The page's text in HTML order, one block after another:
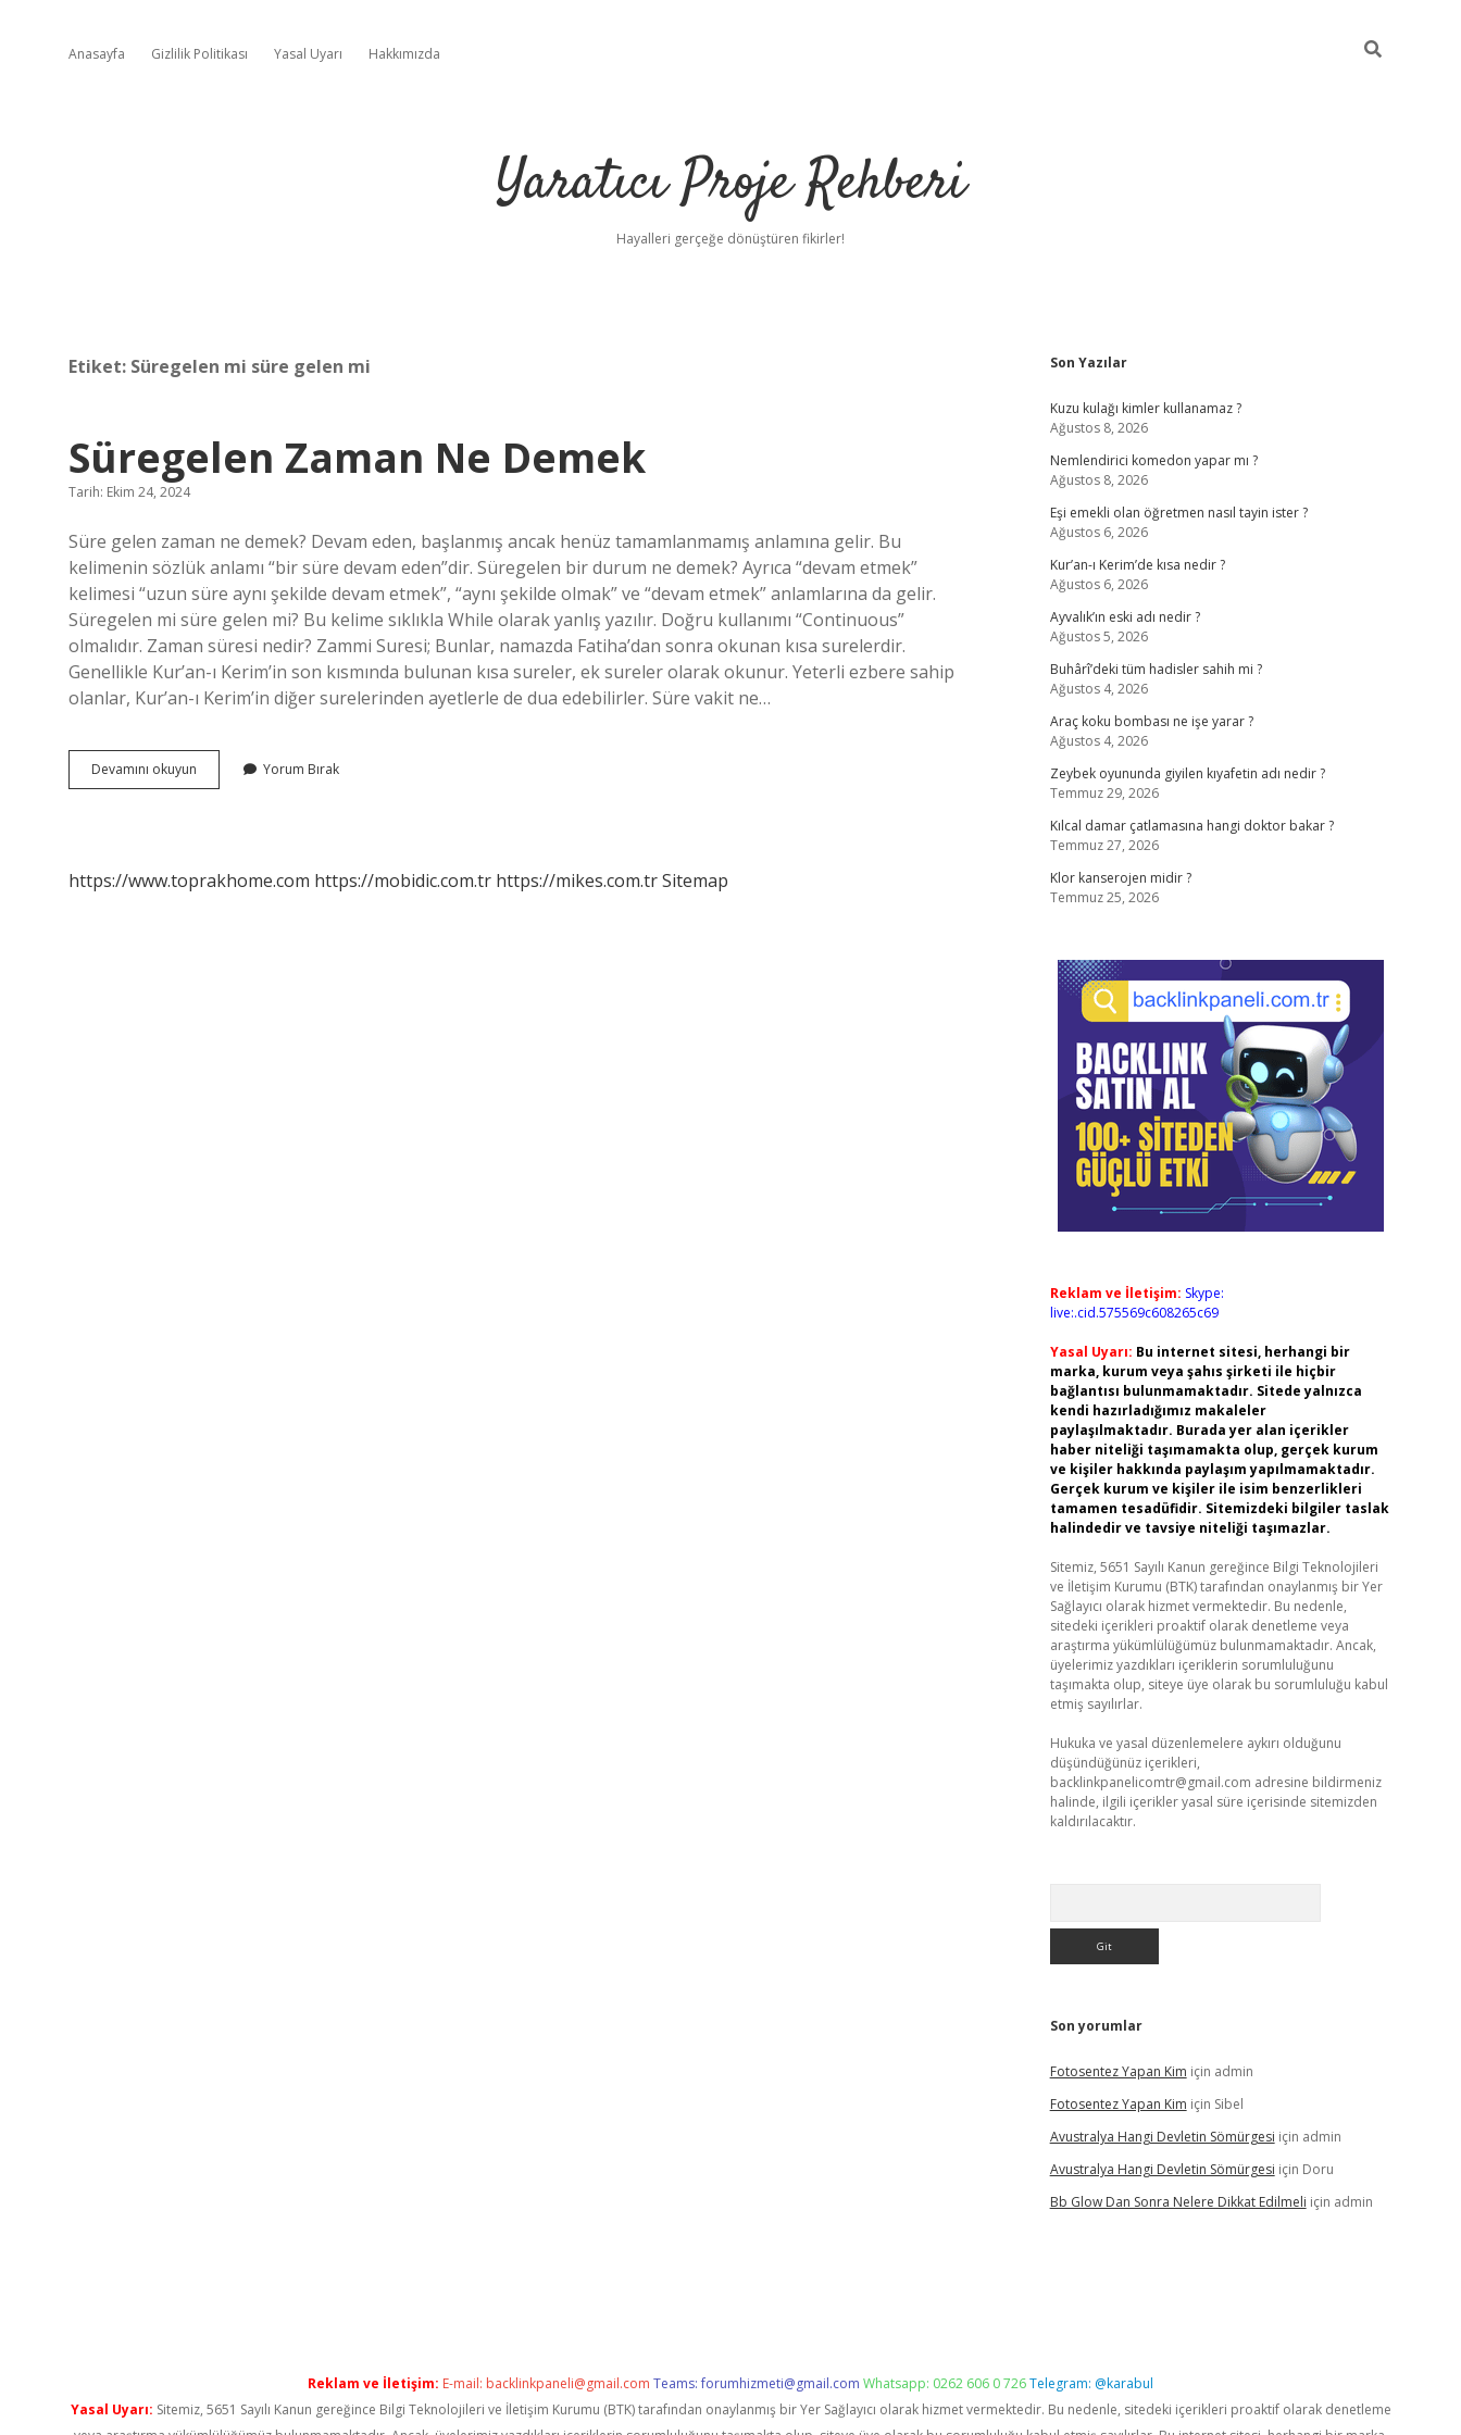
Anasayfa Gizlilik Politikası Yasal Uyarı Hakkımızda
Yaratıcı Proje Rehberi
Hayalleri gerçeğe dönüştüren fikirler!
Etiket: Süregelen mi süre gelen mi
Süregelen Zaman Ne Demek
Tarih: Ekim 24, 2024
Süre gelen zaman ne demek? Devam eden, başlanmış ancak henüz tamamlanmamış anlamına gelir. Bu
kelimenin sözlük anlamı “bir süre devam eden”dir. Süregelen bir durum ne demek? Ayrıca “devam etmek”
kelimesi “uzun süre aynı şekilde devam etmek”, “aynı şekilde olmak” ve “devam etmek” anlamlarına da gelir.
Süregelen mi süre gelen mi? Bu kelime sıklıkla While olarak yanlış yazılır. Doğru kullanımı “Continuous”
olmalıdır. Zaman süresi nedir? Zammi Suresi; Bunlar, namazda Fatiha’dan sonra okunan kısa surelerdir.
Genellikle Kur’an-ı Kerim’in son kısmında bulunan kısa sureler, ek sureler olarak okunur. Yeterli ezbere sahip
olanlar, Kur’an-ı Kerim’in diğer surelerinden ayetlerle de dua edebilirler. Süre vakit ne…
Devamını okuyun Süregelen
Zaman
Yorum Bırak
https://www.toprakhome.com https://mobidic.com.tr https://mikes.com.trSitemap
Sidebar
Son Yazılar
Kuzu kulağı kimler kullanamaz ?
Ağustos 8, 2026
Nemlendirici komedon yapar mı ?
Ağustos 8, 2026
Eşi emekli olan öğretmen nasıl tayin ister ?
Ağustos 6, 2026
Kur’an-ı Kerim’de kısa nedir ?
Ağustos 6, 2026
Ayvalık’ın eski adı nedir ?
Ağustos 5, 2026
Buhârî’deki tüm hadisler sahih mi ?
Ağustos 4, 2026
Araç koku bombası ne işe yarar ?
Ağustos 4, 2026
Zeybek oyununda giyilen kıyafetin adı nedir ?
Temmuz 29, 2026
Kılcal damar çatlamasına hangi doktor bakar ?
Temmuz 27, 2026
Klor kanserojen midir ?
Temmuz 25, 2026
Reklam ve İletişim: Skype:
live:.cid.575569c608265c69
Yasal Uyarı: Bu internet sitesi, herhangi bir
marka, kurum veya şahıs şirketi ile hiçbir
bağlantısı bulunmamaktadır. Sitede yalnızca
kendi hazırladığımız makaleler
paylaşılmaktadır. Burada yer alan içerikler
haber niteliği taşımamakta olup, gerçek kurum
ve kişiler hakkında paylaşım yapılmamaktadır.
Gerçek kurum ve kişiler ile isim benzerlikleri
tamamen tesadüfidir. Sitemizdeki bilgiler taslak
halindedir ve tavsiye niteliği taşımazlar.
Sitemiz, 5651 Sayılı Kanun gereğince Bilgi Teknolojileri
ve İletişim Kurumu (BTK) tarafından onaylanmış bir Yer
Sağlayıcı olarak hizmet vermektedir. Bu nedenle,
sitedeki içerikleri proaktif olarak denetleme veya
araştırma yükümlülüğümüz bulunmamaktadır. Ancak,
üyelerimiz yazdıkları içeriklerin sorumluluğunu
taşımakta olup, siteye üye olarak bu sorumluluğu kabul
etmiş sayılırlar.
Hukuka ve yasal düzenlemelere aykırı olduğunu
düşündüğünüz içerikleri,
backlinkpanelicomtr@gmail.com adresine bildirmeniz
halinde, ilgili içerikler yasal süre içerisinde sitemizden
kaldırılacaktır.
Son yorumlar
Fotosentez Yapan Kim için admin
Fotosentez Yapan Kim için Sibel
Avustralya Hangi Devletin Sömürgesi için admin
Avustralya Hangi Devletin Sömürgesi için Doru
Bb Glow Dan Sonra Nelere Dikkat Edilmeli için admin
Reklam ve İletişim: E-mail: backlinkpaneli@gmail.com Teams:forumhizmeti@gmail.com Whatsapp: 0262 606 0 726Telegram: @karabul
Yasal Uyarı: Sitemiz, 5651 Sayılı Kanun gereğince Bilgi Teknolojileri ve İletişim Kurumu (BTK) tarafından onaylanmış bir Yer Sağlayıcı olarak hizmet vermektedir. Bu nedenle, sitedeki içerikleri proaktif olarak denetleme